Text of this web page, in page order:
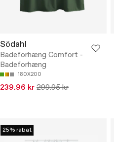
Södahl
Badeforhæng Comfort -
Badeforhæng
180X200
239.96 kr 299.95 kr
25% rabat